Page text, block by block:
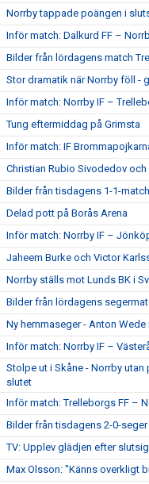
Norrby tappade poängen i
Inför match: Dalkurd FF –
Bilder från lördagens match
Stor dramatik när Norrby föll -
Inför match: Norrby IF –
Tung eftermiddag på Grimsta
Inför match: IF
Christian Rubio Sivodedov
Bilder från tisdagens 1-1-
Delad pott på Borås Arena
Inför match: Norrby IF –
Jaheem Burke och Victor
Norrby ställs mot Lunds BK i
Bilder från lördagens
Ny hemmaseger - Anton
Inför match: Norrby IF –
Stolpe ut i Skåne - Norrby
slutet
Inför match: Trelleborgs FF –
Bilder från tisdagens 2-0-seger
TV: Upplev glädjen efter
Max Olsson: "Känns overkligt